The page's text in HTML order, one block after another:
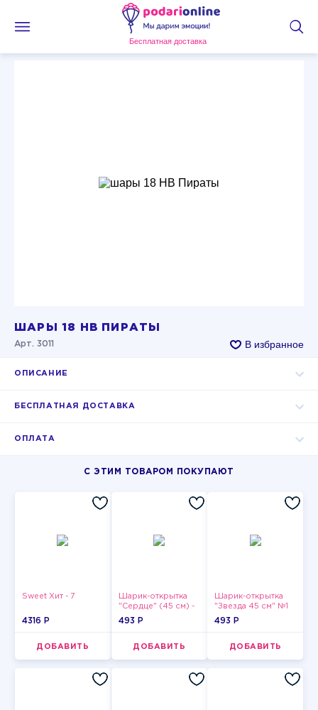
Бесплатная доставка
ШАРЫ 18 HB ПИРАТЫ
Арт. 3011 В избранное
ОПИСАНИЕ
БЕСПЛАТНАЯ ДОСТАВКА
ОПЛАТА
С ЭТИМ ТОВАРОМ ПОКУПАЮТ
Sweet Хит - 7
4316 P
ДОБАВИТЬ
Шарик-открытка
"Сердце" (45 см) -
2
493 P
ДОБАВИТЬ
Шарик-открытка
"Звезда 45 см" №1
493 P
ДОБАВИТЬ